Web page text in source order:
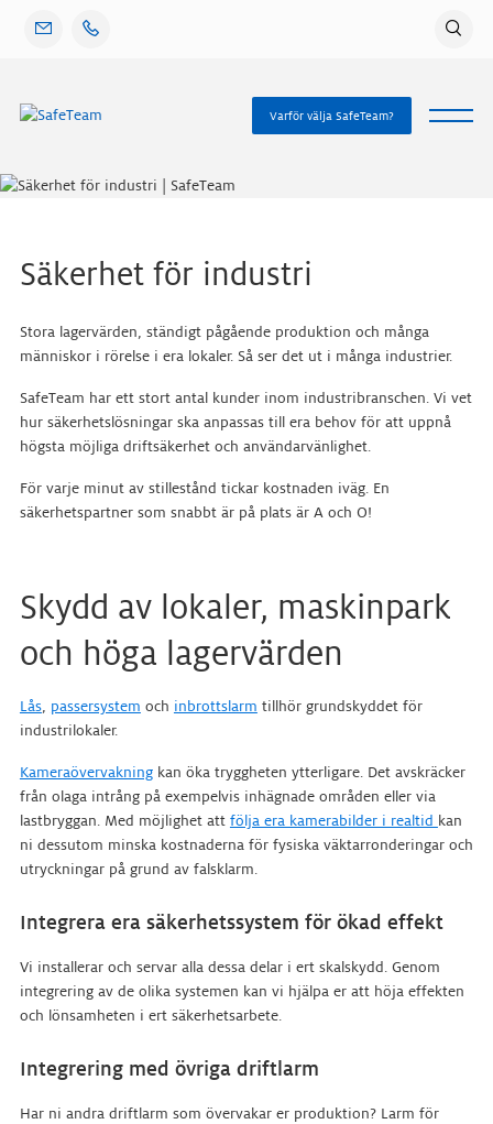
vidare
Varför välja SafeTeam?
Säkerhet för industri
Stora lagervärden, ständigt pågående produktion och många
människor i rörelse i era lokaler. Så ser det ut i många industrier.
SafeTeam har ett stort antal kunder inom industribranschen. Vi vet
hur säkerhetslösningar ska anpassas till era behov för att uppnå
högsta möjliga driftsäkerhet och användarvänlighet.
För varje minut av stillestånd tickar kostnaden iväg. En
säkerhetspartner som snabbt är på plats är A och O!
Skydd av lokaler, maskinpark
och höga lagervärden
Lås, passersystem och inbrottslarm tillhör grundskyddet för
industrilokaler.
Kameraövervakningkan öka tryggheten ytterligare. Det avskräcker
från olaga intrång på exempelvis inhägnade områden eller via
lastbryggan. Med möjlighet att följa era kamerabilder i realtid kan
ni dessutom minska kostnaderna för fysiska väktarronderingar och
utryckningar på grund av falsklarm.
Integrera era säkerhetssystem för ökad effekt
Vi installerar och servar alla dessa delar i ert skalskydd. Genom
integrering av de olika systemen kan vi hjälpa er att höja effekten
och lönsamheten i ert säkerhetsarbete.
Integrering med övriga driftlarm
Har ni andra driftlarm som övervakar er produktion? Larm för